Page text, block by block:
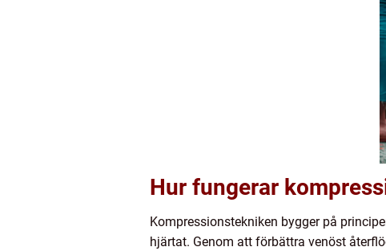
Hur fungerar
Kompressionstekniken bygger på
hjärtat. Genom att förbättra venöst